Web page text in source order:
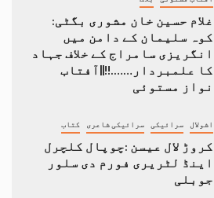
غلام حسین خان مشوری بگٹی:
کوہ سلیمان کے دامن میں
انگریزی سامراج کے خلاف جہاد
کا علمبردار…….!!||آفتاب
نواز مستوئی
اشولال سرائیکی سرائیکی شاعری کتاب
کروڑ لال عیسن :چوپال کلچرل
اینڈ لٹریری فورم دی سلور
جوبلی